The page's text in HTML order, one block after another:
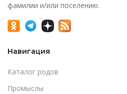
фамилии и/или поселению.
Навигация
Каталог родов
Промыслы